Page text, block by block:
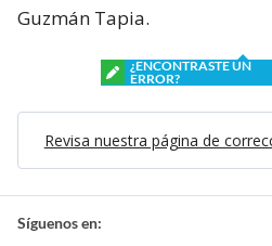
Guzmán Tapia.
¿ENCONTRASTE UN
ERROR?
Revisa nuestra página de
Síguenos en: